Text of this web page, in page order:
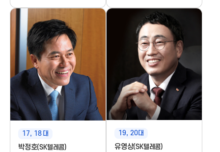
o
n
17, 18 대
박정호(SK텔레콤)
19, 20대
유영상(SK텔레콤)